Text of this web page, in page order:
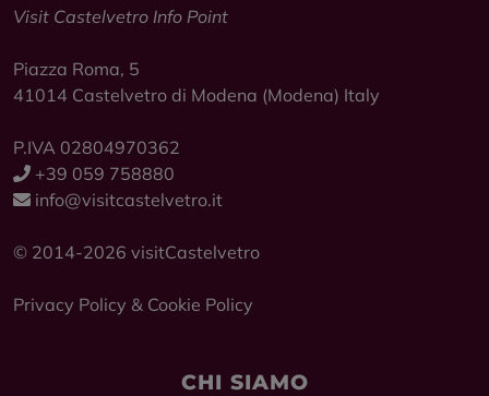
Visit Castelvetro Info Point
Piazza Roma, 5
41014 Castelvetro di Modena (Modena) Italy
P.IVA 02804970362
+39 059 758880
info@visitcastelvetro.it
© 2014-2026 visitCastelvetro
Privacy Policy & Cookie Policy
CHI SIAMO